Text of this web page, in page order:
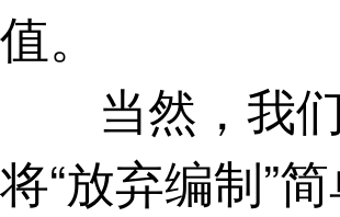
值。
当然，我
将“放弃编制”